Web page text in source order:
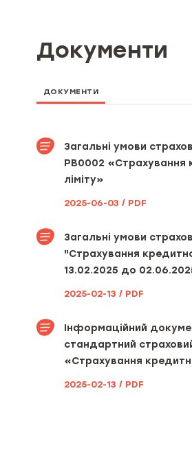
розміри страхової
відповідальності)
розміри страхової
страхового тарифу
Вид, мінімальний та
максимальний
Територія та строк
страхування
інформацію про
страхування (за
Можливі наслідки
в разі невиконання
визначених
страхування,
несвоєчасне
настання страхового
Документи
ДОКУМЕНТИ
Загальні умови
РВ0002 «Страхування
ліміту»
2025-06-03 / PDF
Загальні умови
"Страхування
13.02.2025 до
2025-02-13 / PDF
Інформаційний
стандартний
«Страхування
2025-02-13 / PDF